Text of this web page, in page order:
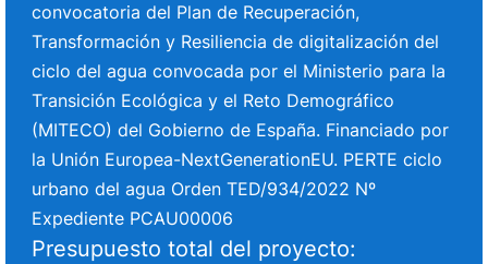
convocatoria del Plan de Recuperación,
Transformación y Resiliencia de digitalización del
ciclo del agua convocada por el Ministerio para la
Transición Ecológica y el Reto Demográfico
(MITECO) del Gobierno de España. Financiado por
la Unión Europea-NextGenerationEU. PERTE ciclo
urbano del agua Orden TED/934/2022 Nº
Expediente PCAU00006
Presupuesto total del proyecto: